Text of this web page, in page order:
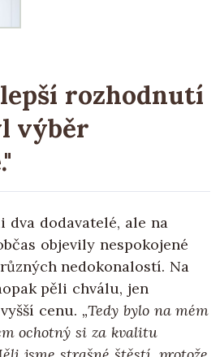
rozhodnutí
výběr
dva dodavatelé, ale na
objevily nespokojené
nedokonalostí. Na
pěli chválu, jen
cenu. „Tedy bylo na mém
ochotný si za kvalitu